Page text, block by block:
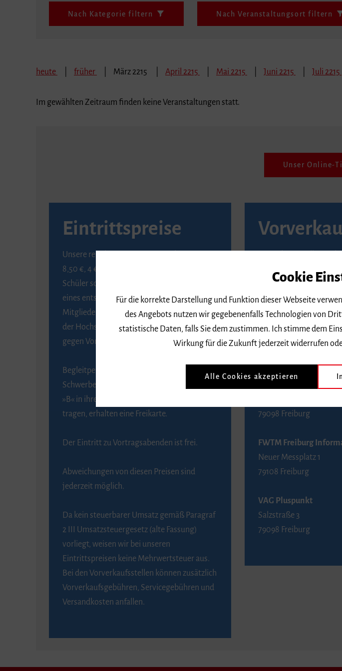
Nach Kategorie filtern Nach Veranstaltungsort filtern
heute früher März 2215 April 2215 Mai 2215 Juni 2215 Juli 2215
Im gewählten Zeitraum finden keine Veranstaltungen statt.
Unser Online-
Eintrittspreise
Unsere regulären Eintrittspreise betragen
8,50 €, 4 € ermäßigt für Schülerinnen und
Schüler sowie Studierende gegen Vorlage
eines entsprechenden Nachweises, 6 € für
Mitglieder der Gesellschaft zur Förderung
der Hochschule für Musik Freiburg e. V.
gegen Vorlage des Mitgliedsausweises.
Begleitpersonen von Menschen mit
Schwerbehinderung, die das Merkzeichen
»B« in ihrem Schwerbehindertenausweis
tragen, erhalten eine Freikarte.
Der Eintritt zu Vortragsabenden ist frei.
Abweichungen von diesen Preisen sind
jederzeit möglich.
Da kein steuerbarer Umsatz gemäß Paragraf
2 III Umsatzsteuergesetz (alte Fassung)
vorliegt, weisen wir bei unseren
Eintrittspreisen keine Mehrwertsteuer aus.
Bei den Vorverkaufsstellen können zusätzlich
Vorverkaufsgebühren, Servicegebühren und
Versandkosten anfallen.
Seite von
BZ-Kartenservice
Kaiser-Joseph-Straße
79098 Freiburg
Telefon 0761 4968888
79098 Freiburg
FWTM Freiburg
Neuer Messplatz 1
79108 Freiburg
VAG Pluspunkt
Salzstraße 3
79098 Freiburg
Cookie
Für die korrekte Darstellung und Funktion dieser Webseite
des Angebots nutzen wir gegebenenfalls Technologien von
statistische Daten, falls Sie dem zustimmen. Ich stimme dem
Wirkung für die Zukunft jederzeit widerrufen
Alle Cookies akzeptieren